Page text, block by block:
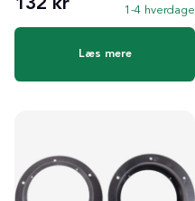
132 kr 1-4 hverdage
Læs mere